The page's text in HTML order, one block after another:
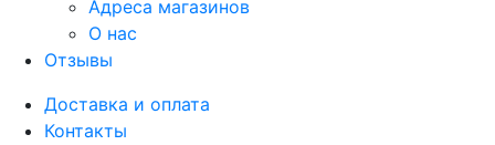
Адреса магазинов
О нас
Отзывы
Доставка и оплата
Контакты